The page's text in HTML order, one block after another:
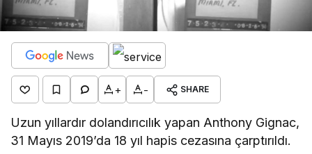
+ - SHARE
Uzun yıllardır dolandırıcılık yapan Anthony Gignac,
31 Mayıs 2019’da 18 yıl hapis cezasına çarptırıldı.